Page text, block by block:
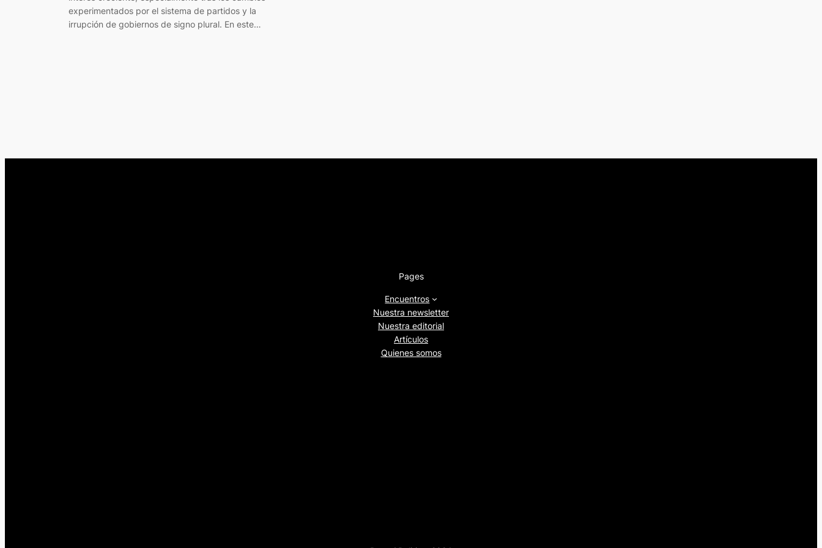
experimentados por el sistema de partidos y la
irrupción de gobiernos de signo plural. En este…
Pages
Encuentros
Nuestra newsletter
Nuestra editorial
Artículos
Quienes somos